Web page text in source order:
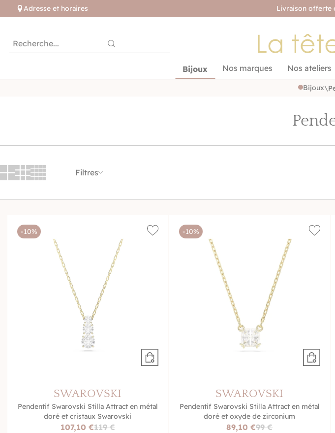
Adresse et horaires Livraison offerte
Bijoux Nos marques Nos ateliers
Bijoux\
Filtres
-10%
SWAROVSKI
Pendentif Swarovski Stilla Attract en métal
doré et cristaux Swarovski
107,10 €119 €
-10%
SWAROVSKI
Pendentif Swarovski Stilla Attract en métal
doré et oxyde de zirconium
89,10 €99 €